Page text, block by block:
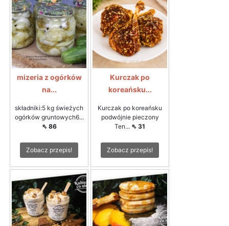
mizeria z ogórków
na...
składniki:5 kg świeżych
ogórków gruntowych6...
⇖ 86
Zobacz przepis!
Kurczak po
koreańsku...
Kurczak po koreańsku
podwójnie pieczony
Ten... ⇖ 31
Zobacz przepis!